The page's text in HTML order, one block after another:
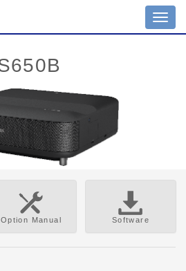
Option Manual Software